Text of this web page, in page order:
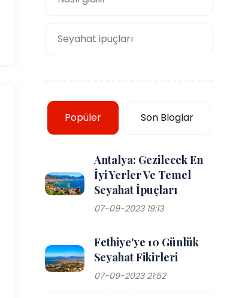
Seyahat ipuçları
Popüler Son Bloglar
Antalya: Gezilecek En
İyi Yerler Ve Temel
Seyahat İpuçları
07-09-2023 19:13
Fethiye'ye 10 Günlük
Seyahat Fikirleri
07-09-2023 21:52